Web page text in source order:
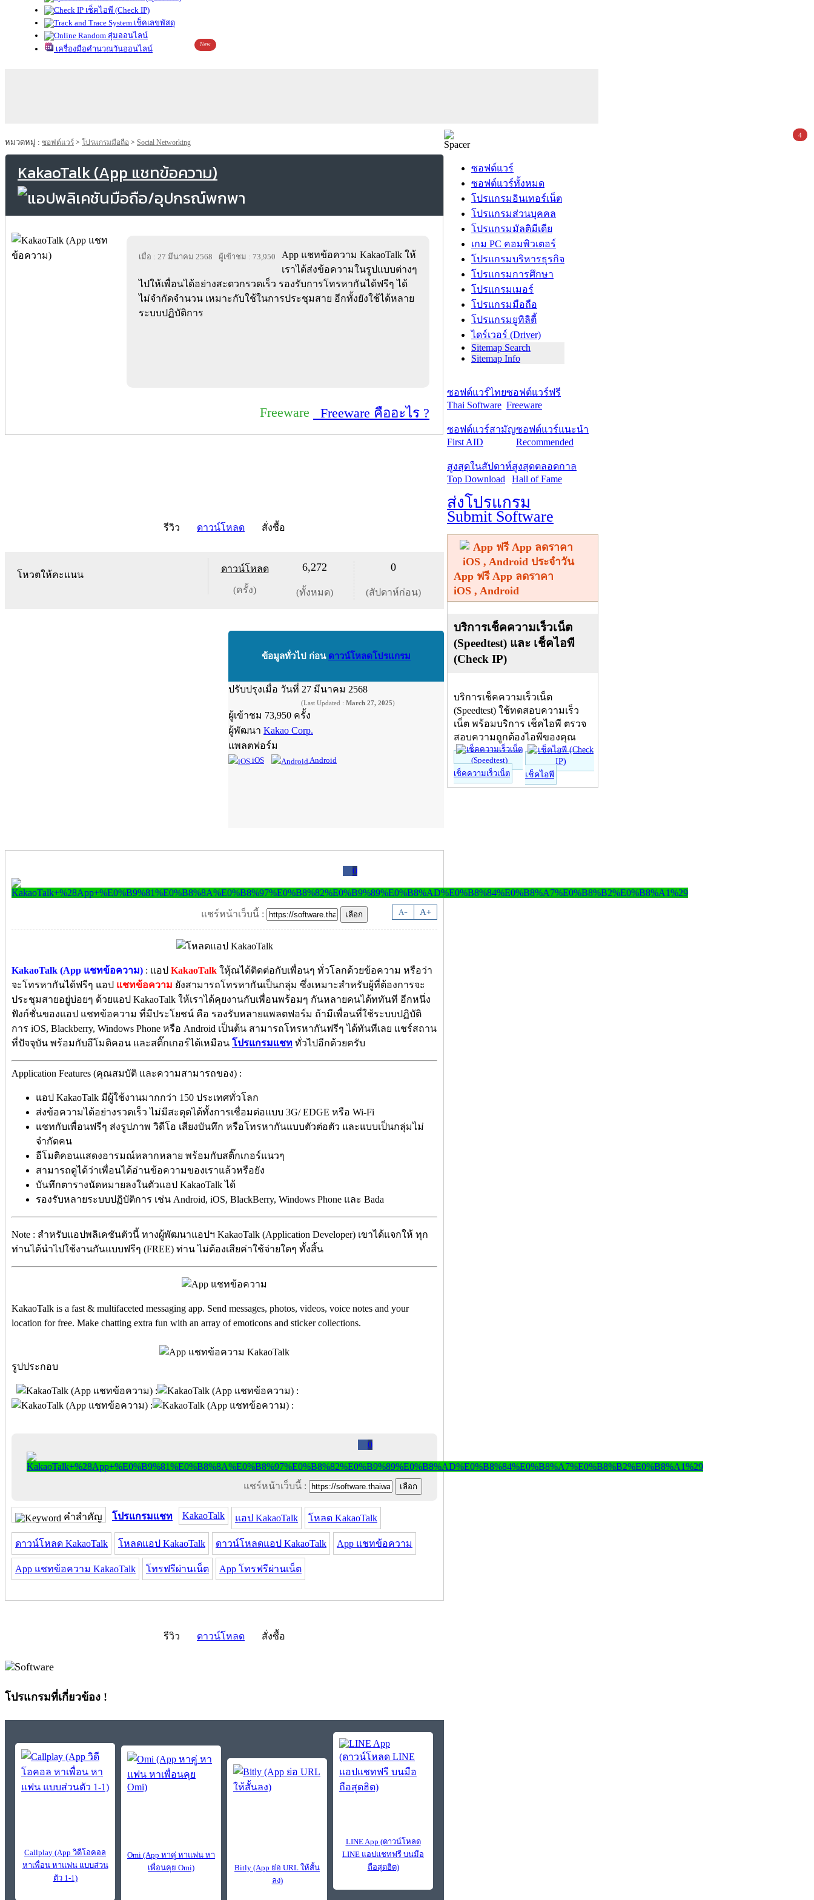
เช็คไอพี (Check IP)
เช็คเลขพัสดุ
สุ่มออนไลน์
เครื่องมือคำนวณวันออนไลน์
New
หมวดหมู่ : ซอฟต์แวร์ > โปรแกรมมือถือ > Social Networking
KakaoTalk (App แชทข้อความ)
เมื่อ : 27 มีนาคม 2568 ผู้เข้าชม : 73,950
App แชทข้อความ KakaoTalk ให้
เราได้ส่งข้อความในรูปแบบต่างๆ
ไปให้เพื่อนได้อย่างสะดวกรวดเร็ว รองรับการโทรหากันได้ฟรีๆ ได้
ไม่จำกัดจำนวน เหมาะกับใช้ในการประชุมสาย อีกทั้งยังใช้ได้หลาย
ระบบปฏิบัติการ
Freeware Freeware คืออะไร ?
รีวิว ดาวน์โหลด สั่งซื้อ
โหวตให้คะแนน
ดาวน์โหลด
(ครั้ง)
6,272
(ทั้งหมด)
0
(สัปดาห์ก่อน)
ข้อมูลทั่วไป ก่อน ดาวน์โหลดโปรแกรม
ปรับปรุงเมื่อ วันที่ 27 มีนาคม 2568
(Last Updated : March 27, 2025)
ผู้เข้าชม 73,950 ครั้ง
ผู้พัฒนา Kakao Corp.
แพลตฟอร์ม
iOS Android
0
A- A+
แชร์หน้าเว็บนี้ :
KakaoTalk (App แชทข้อความ) : แอป KakaoTalk ใหุ้ณได้ติดต่อกับเพื่อนๆ ทั่วโลกด้วยข้อความ หรือว่า
จะโทรหากันได้ฟรีๆ แอป แชทข้อความ ยังสามารถโทรหากันเป็นกลุ่ม ซึ่งเหมาะสำหรับผู้ที่ต้องการจะ
ประชุมสายอยู่บ่อยๆ ด้วยแอป KakaoTalk ให้เราได้คุยงานกับเพื่อนพร้อมๆ กันหลายคนได้ททันที อีกหนึ่ง
ฟังก์ชั่นของแอป แชทข้อความ ที่มีประโยชน์ คือ รองรับหลายแพลตฟอร์ม ถ้ามีเพื่อนที่ใช้ระบบปฏิบัติ
การ iOS, Blackberry, Windows Phone หรือ Android เป็นต้น สามารถโทรหากันฟรีๆ ได้ทันทีเลย แชร์สถาน
ที่ปัจจุบัน พร้อมกับอีโมติคอน และสติ๊กเกอร์ได้เหมือน โปรแกรมแชท ทั่วไปอีกด้วยครับ
Application Features (คุณสมบัติ และความสามารถของ) :
แอป KakaoTalk มีผู้ใช้งานมากกว่า 150 ประเทศทั่วโลก
ส่งข้อความได้อย่างรวดเร็ว ไม่มีสะดุดได้ทั้งการเชื่อมต่อแบบ 3G/ EDGE หรือ Wi-Fi
แชทกับเพื่อนฟรีๆ ส่งรูปภาพ วิดีโอ เสียงบันทึก หรือโทรหากันแบบตัวต่อตัว และแบบเป็นกลุ่มไม่
จำกัดคน
อีโมติคอนแสดงอารมณ์หลากหลาย พร้อมกับสติ๊กเกอร์แนวๆ
สามารถดูได้ว่าเพื่อนได้อ่านข้อความของเราแล้วหรือยัง
บันทึกตารางนัดหมายลงในตัวแอป KakaoTalk ได้
รองรับหลายระบบปฏิบัติการ เช่น Android, iOS, BlackBerry, Windows Phone และ Bada
Note : สำหรับแอปพลิเคชันตัวนี้ ทางผู้พัฒนาแอปฯ KakaoTalk (Application Developer) เขาได้แจกให้ ทุก
ท่านได้นำไปใช้งานกันแบบฟรีๆ (FREE) ท่าน ไม่ต้องเสียค่าใช้จ่ายใดๆ ทั้งสิ้น
KakaoTalk is a fast & multifaceted messaging app. Send messages, photos, videos, voice notes and your
location for free. Make chatting extra fun with an array of emoticons and sticker collections.
รูปประกอบ
0
แชร์หน้าเว็บนี้ :
คำสำคัญ โปรแกรมแชท KakaoTalk แอป KakaoTalk โหลด KakaoTalk
ดาวน์โหลด KakaoTalk โหลดแอป KakaoTalk ดาวน์โหลดแอป KakaoTalk App แชทข้อความ
App แชทข้อความ KakaoTalk โทรฟรีผ่านเน็ต App โทรฟรีผ่านเน็ต
รีวิว ดาวน์โหลด สั่งซื้อ
โปรแกรมที่เกี่ยวข้อง !
Callplay (App วิดีโอคอล
หาเพื่อน หาแฟน แบบส่วน
ตัว 1-1)
Omi (App หาคู่ หาแฟน หา
เพื่อนคุย Omi)
Bitly (App ย่อ URL ให้สั้น
ลง)
LINE App (ดาวน์โหลด
LINE แอปแชทฟรี บนมือ
ถือสุดฮิต)
ซอฟต์แวร์
ซอฟต์แวร์ทั้งหมด
โปรแกรมอินเทอร์เน็ต
โปรแกรมส่วนบุคคล
โปรแกรมมัลติมีเดีย
เกม PC คอมพิวเตอร์
โปรแกรมบริหารธุรกิจ
โปรแกรมการศึกษา
โปรแกรมเมอร์
โปรแกรมมือถือ
โปรแกรมยูทิลิตี้
ไดร์เวอร์ (Driver)
Sitemap Search
Sitemap Info
ซอฟต์แวร์ไทย
Thai Software
ซอฟต์แวร์ฟรี
Freeware
ซอฟต์แวร์สามัญ
First AID
ซอฟต์แวร์แนะนำ
Recommended
สูงสุดในสัปดาห์
Top Download
สูงสุดตลอดกาล
Hall of Fame
ส่งโปรแกรม
Submit Software
App ฟรี App ลดราคา
iOS , Android
บริการเช็คความเร็วเน็ต
(Speedtest) และ เช็คไอพี
(Check IP)
บริการเช็คความเร็วเน็ต
(Speedtest) ใช้ทดสอบความเร็ว
เน็ต พร้อมบริการ เช็คไอพี ตรวจ
สอบความถูกต้องไอพีของคุณ
เช็คความเร็วเน็ต เช็คไอพี
4